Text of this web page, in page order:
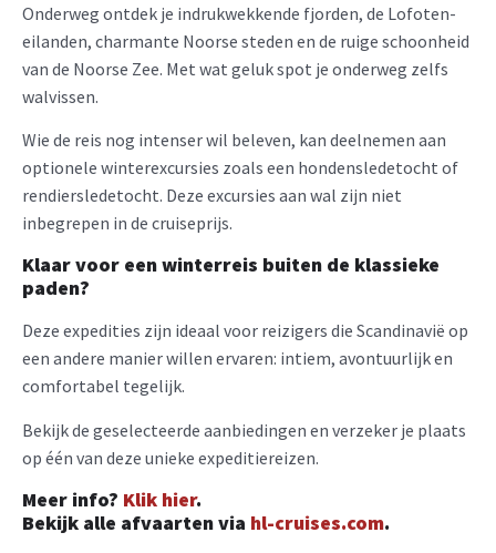
Onderweg ontdek je indrukwekkende fjorden, de Lofoten-
eilanden, charmante Noorse steden en de ruige schoonheid
van de Noorse Zee. Met wat geluk spot je onderweg zelfs
walvissen.
Wie de reis nog intenser wil beleven, kan deelnemen aan
optionele winterexcursies zoals een hondensledetocht of
rendiersledetocht. Deze excursies aan wal zijn niet
inbegrepen in de cruiseprijs.
Klaar voor een winterreis buiten de klassieke
paden?
Deze expedities zijn ideaal voor reizigers die Scandinavië op
een andere manier willen ervaren: intiem, avontuurlijk en
comfortabel tegelijk.
Bekijk de geselecteerde aanbiedingen en verzeker je plaats
op één van deze unieke expeditiereizen.
Meer info? Klik hier.
Bekijk alle afvaarten via hl-cruises.com.